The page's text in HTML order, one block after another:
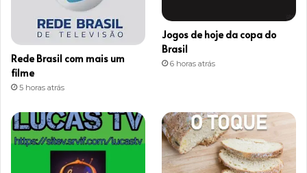
r
a
Rede Brasil com mais um
filme
5 horas atrás
Jogos de hoje da copa do
Brasil
6 horas atrás